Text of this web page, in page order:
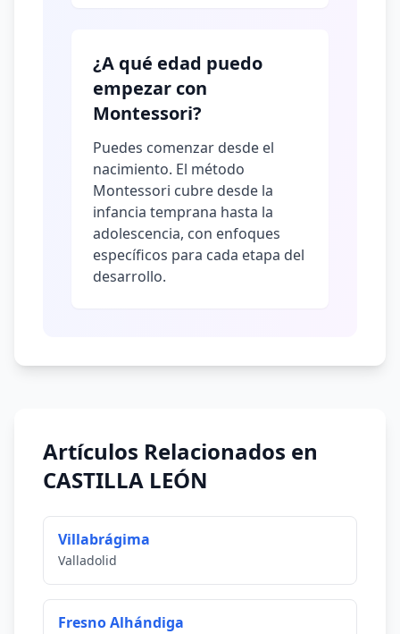
¿A qué edad puedo
empezar con
Montessori?
Puedes comenzar desde el
nacimiento. El método
Montessori cubre desde la
infancia temprana hasta la
adolescencia, con enfoques
específicos para cada etapa del
desarrollo.
Artículos Relacionados en
CASTILLA LEÓN
Villabrágima
Valladolid
Fresno Alhándiga